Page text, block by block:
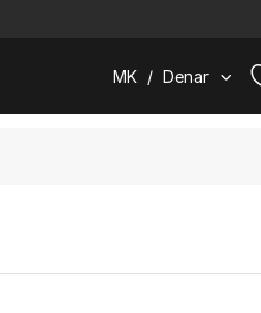
MK / Denar